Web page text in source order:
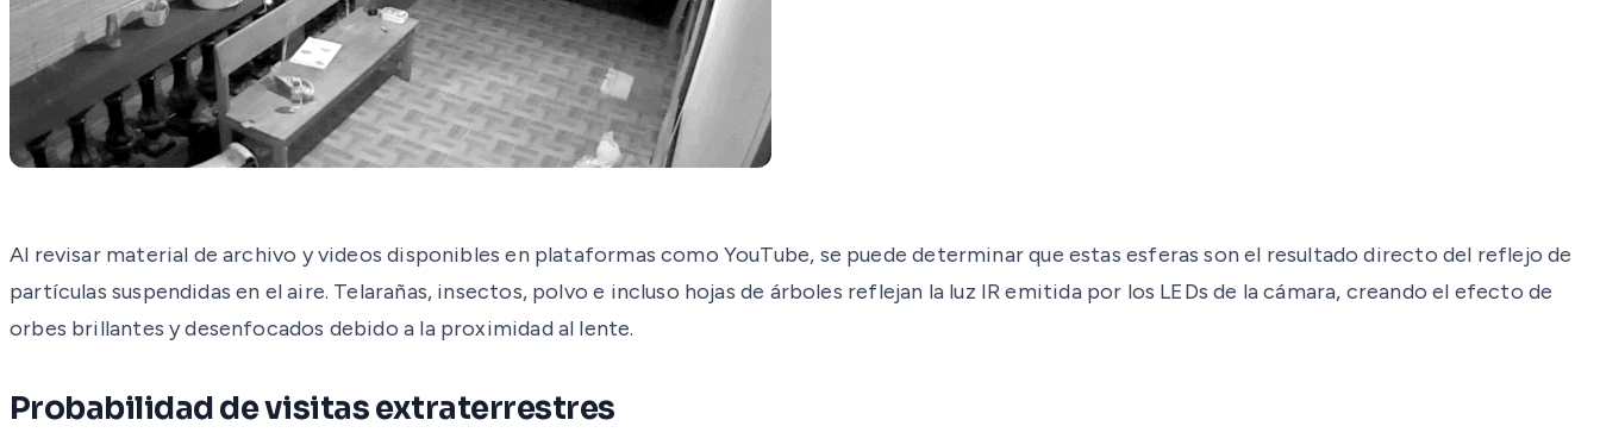
Al revisar material de archivo y videos disponibles en plataformas como YouTube, se puede determinar que estas esferas son el resultado directo del reflejo de
partículas suspendidas en el aire. Telarañas, insectos, polvo e incluso hojas de árboles reflejan la luz IR emitida por los LEDs de la cámara, creando el efecto de
orbes brillantes y desenfocados debido a la proximidad al lente.
Probabilidad de visitas extraterrestres